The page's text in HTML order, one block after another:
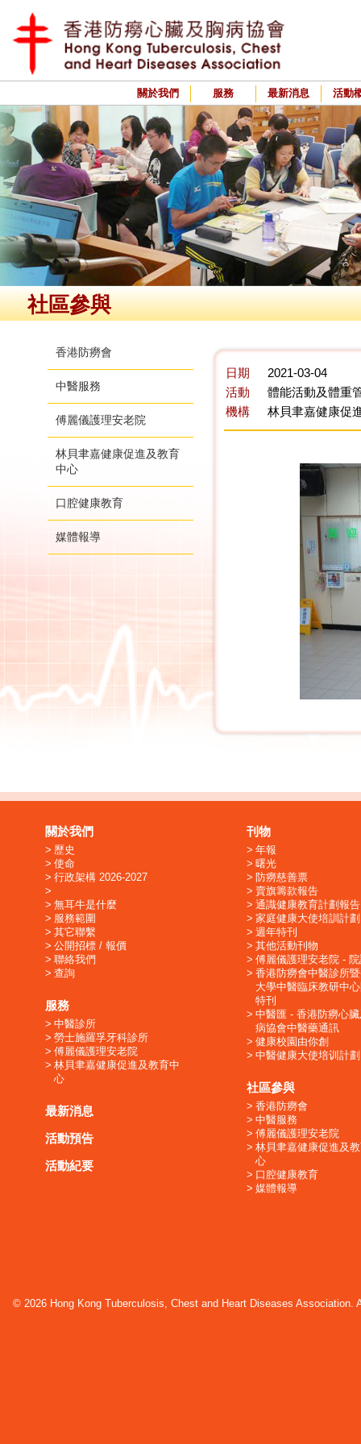
關於我們 服務 最新消息 活動
社區參與
香港防癆會
中醫服務
傅麗儀護理安老院
林貝聿嘉健康促進及教育
中心
口腔健康教育
媒體報導
日期
2021-03-04
活動
體能活動及體重
機構
林貝聿嘉健康促
關於我們
歷史
使命
行政架構 2026-2027
無耳牛是什麼
服務範圍
其它聯繫
公開招標 / 報價
聯絡我們
查詢
服務
中醫診所
勞士施羅孚牙科診所
傅麗儀護理安老院
林貝聿嘉健康促進及教育中
心
最新消息
活動預告
活動紀要
刊物
年報
曙光
防癆慈善票
賣旗籌款報告
通識健康教育計劃報告
家庭健康大使培訓計劃
週年特刊
其他活動刊物
傅麗儀護理安老院 -
香港防癆會中醫診所
大學中醫臨床教研中
特刊
中醫匯 - 香港防癆心
病協會中醫藥通訊
健康校園由你創
中醫健康大使培训計劃
社區參與
香港防癆會
中醫服務
傅麗儀護理安老院
林貝聿嘉健康促進及
心
口腔健康教育
媒體報導
© 2026 Hong Kong Tuberculosis, Chest and Heart Diseases Association.